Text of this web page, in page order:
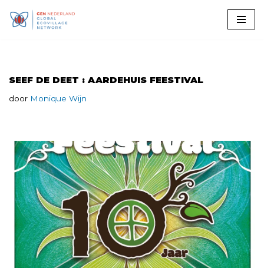
SEEF DE DEET : AARDEHUIS FEESTIVAL
door Monique Wijn